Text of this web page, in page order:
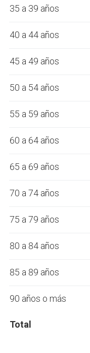
35 a 39 años
40 a 44 años
45 a 49 años
50 a 54 años
55 a 59 años
60 a 64 años
65 a 69 años
70 a 74 años
75 a 79 años
80 a 84 años
85 a 89 años
90 años o más
Total